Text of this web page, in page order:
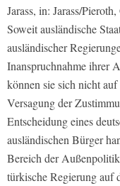
Jarass, in: Jarass/
Soweit ausländische
ausländischer
Inanspruchnahme ihrer
können sie sich nicht
Versagung der
Entscheidung eines
ausländischen Bürger
Bereich der
türkische Regierung auf